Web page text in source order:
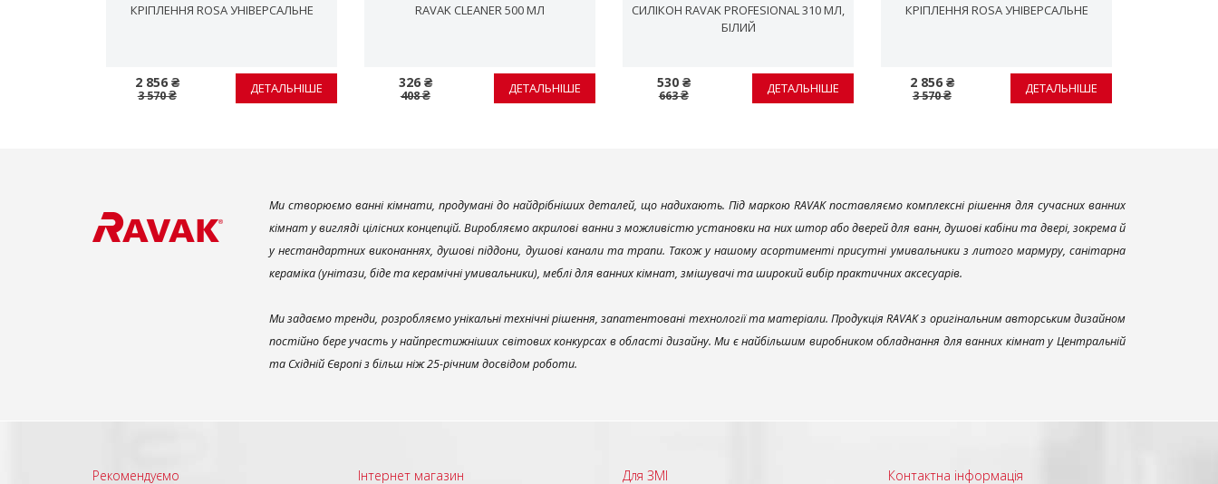
КРІПЛЕННЯ ROSA УНІВЕРСАЛЬНЕ
2 856 ₴
3 570 ₴ ДЕТАЛЬНІШЕ
RAVAK CLEANER 500 МЛ
326 ₴
408 ₴ ДЕТАЛЬНІШЕ
СИЛІКОН RAVAK PROFESIONAL 310 МЛ,
БІЛИЙ
530 ₴
663 ₴ ДЕТАЛЬНІШЕ
КРІПЛЕННЯ ROSA УНІВЕРСАЛЬНЕ
2 856 ₴
3 570 ₴ ДЕТАЛЬНІШЕ
Ми створюємо ванні кімнати, продумані до найдрібніших деталей, що надихають. Під маркою RAVAK поставляємо комплексні рішення для сучасних ванних
кімнат у вигляді цілісних концепцій. Виробляємо акрилові ванни з можливістю установки на них штор або дверей для ванн, душові кабіни та двері, зокрема й
у нестандартних виконаннях, душові піддони, душові канали та трапи. Також у нашому асортименті присутні умивальники з литого мармуру, санітарна
кераміка (унітази, біде та керамічні умивальники), меблі для ванних кімнат, змішувачі та широкий вибір практичних аксесуарів.
Ми задаємо тренди, розробляємо унікальні технічні рішення, запатентовані технології та матеріали. Продукція RAVAK з оригінальним авторським дизайном
постійно бере участь у найпрестижніших світових конкурсах в області дизайну. Ми є найбільшим виробником обладнання для ванних кімнат у Центральній
та Східній Європі з більш ніж 25-річним досвідом роботи.
Рекомендуємо Інтернет магазин Для ЗМІ Контактна інформація